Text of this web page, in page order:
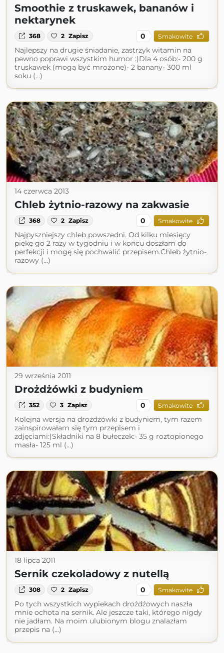
Smoothie z truskawek, bananów i
nektarynek
368 2 Zapisz 0 Smakowite
Najlepszy na drugie śniadanie, zastrzyk witamin na
pewno poprawi wszystkim humor :)Dla 4 osób:- 200 g
truskawek (mogą być mrożone)- 2 banany- 300 ml
soku (...)
14 czerwca 2013
Chleb żytnio-razowy na zakwasie
368 2 Zapisz 0 Smakowite
Najpyszniejszy chleb powszedni. Od kilku miesięcy
piekę go 2 razy w tygodniu i w końcu doszłam do
perfekcji i mogę się pochwalić przepisem.Chleb żytnio-
razowy (...)
29 września 2011
Drożdżówki z budyniem
352 3 Zapisz 0 Smakowite
Kolejna wersja na drożdżówki z budyniem, tym razem
zainspirowałam się tym przepisem i
zdjęciami:)Składniki na 8 bułeczek:- 35 g roztopionego
masła- 125 ml (...)
18 lipca 2011
Sernik czekoladowy z nutellą
308 2 Zapisz 0 Smakowite
Po tych wszystkich wypiekach drożdżowych naszła
mnie ochota na sernik. Ale jeszcze taki, którego nigdy
nie jadłam. Na moim ulubionym blogu znalazłam
przepis na (...)